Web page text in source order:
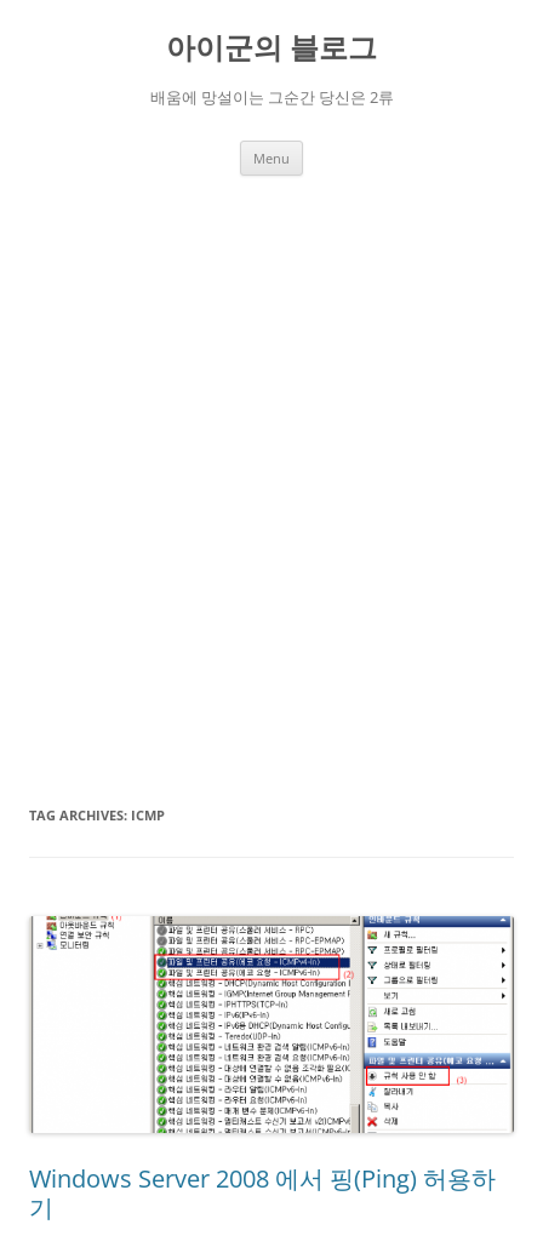
아이군의 블로그
배움에 망설이는 그순간 당신은 2류
Menu
TAG ARCHIVES: ICMP
Windows Server 2008 에서 핑(Ping) 허용하
기